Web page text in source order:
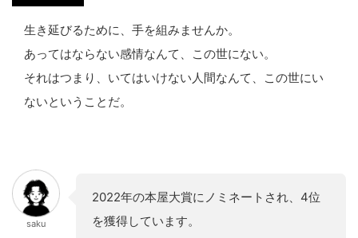
生き延びるために、手を組みませんか。
あってはならない感情なんて、この世にない。
それはつまり、いてはいけない人間なんて、この世にい
ないということだ。
saku
2022年の本屋大賞にノミネートされ、4位
を獲得しています。